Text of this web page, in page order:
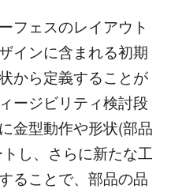
フェスのレイアウト
インに含まれる初期
から定義することが
ージビリティ検討段
金型動作や形状(部品
し、さらに新たな工
ることで、部品の品